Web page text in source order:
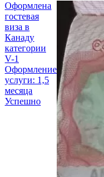
Оформлена
гостевая
виза в
Канаду
категории
V-1
Оформление
услуги: 1,5
месяца
Успешно